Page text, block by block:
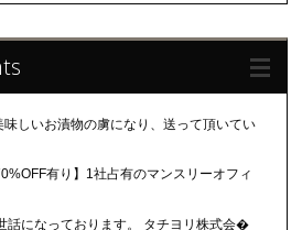
味しいお漬物の虜になり、送って頂いてい
有り】1社占有のマンスリーオフィ
話になっております。 タチヨリ株式会�